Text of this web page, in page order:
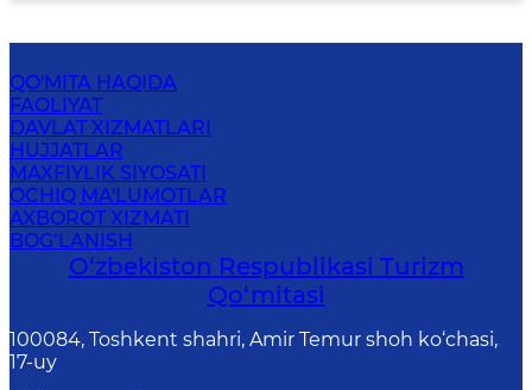
QO'MITA HAQIDA
FAOLIYAT
DAVLAT XIZMATLARI
HUJJATLAR
MAXFIYLIK SIYOSATI
OCHIQ MA'LUMOTLAR
AXBOROT XIZMATI
BOG‘LANISH
O‘zbekiston Respublikasi Turizm
Qo‘mitasi
100084, Toshkent shahri, Amir Temur shoh ko‘chasi,
17-uy